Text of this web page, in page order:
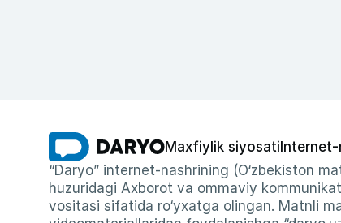
Maxfiylik siyosati
“Daryo” internet-nashrining (O‘zbekiston
huzuridagi Axborot va ommaviy
vositasi sifatida ro‘yxatga olingan. Matnli